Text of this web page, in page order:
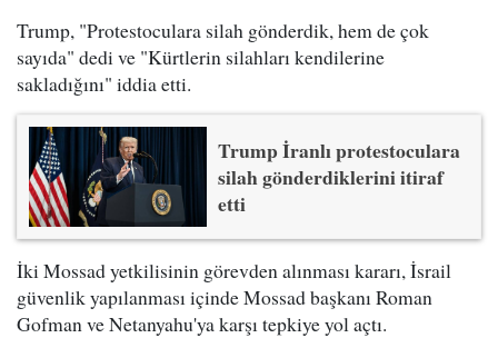
Trump, "Protestoculara silah gönderdik, hem de çok
sayıda" dedi ve "Kürtlerin silahları kendilerine
sakladığını" iddia etti.
Trump İranlı protestoculara
silah gönderdiklerini itiraf
etti
İki Mossad yetkilisinin görevden alınması kararı, İsrail
güvenlik yapılanması içinde Mossad başkanı Roman
Gofman ve Netanyahu'ya karşı tepkiye yol açtı.